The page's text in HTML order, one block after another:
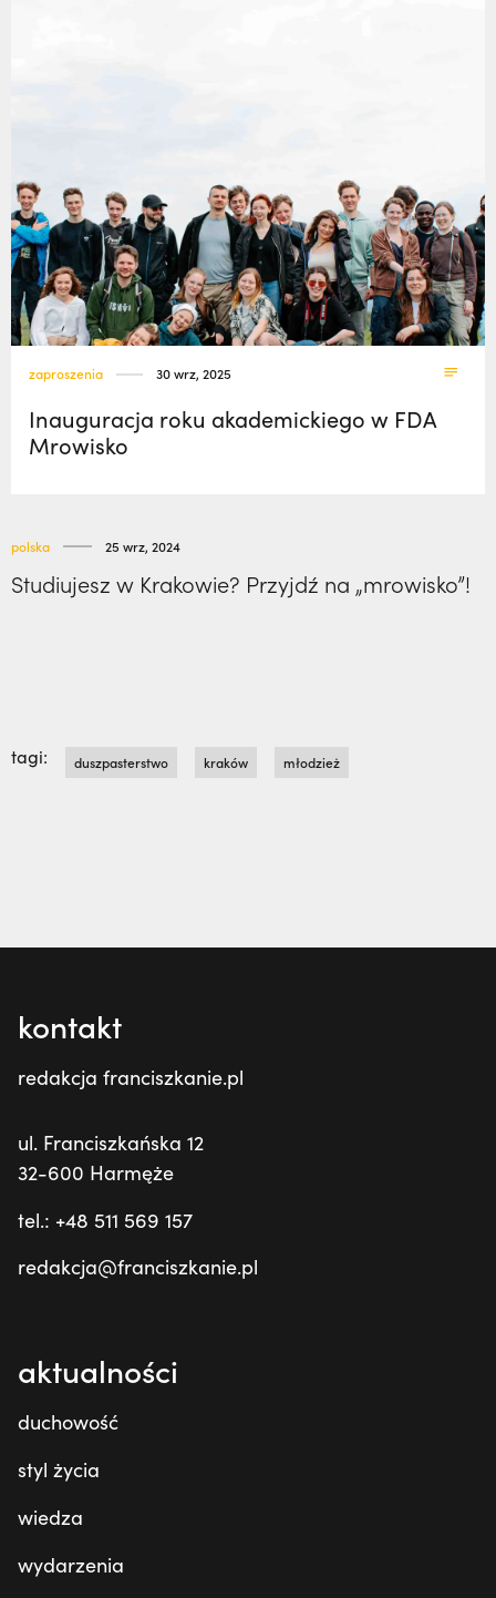
zaproszenia 30 wrz, 2025
Inauguracja roku akademickiego w FDA
Mrowisko
polska 25 wrz, 2024
Studiujesz w Krakowie? Przyjdź na „mrowisko”!
tagi: duszpasterstwo kraków młodzież
kontakt
redakcja franciszkanie.pl
ul. Franciszkańska 12
32-600 Harmęże
tel.: +48 511 569 157
redakcja@franciszkanie.pl
aktualności
duchowość
styl życia
wiedza
wydarzenia